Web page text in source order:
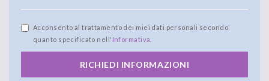
Acconsento al trattamento dei miei dati personali secondo
quanto specificato nell' Informativa
RICHIEDI INFORMAZIONI